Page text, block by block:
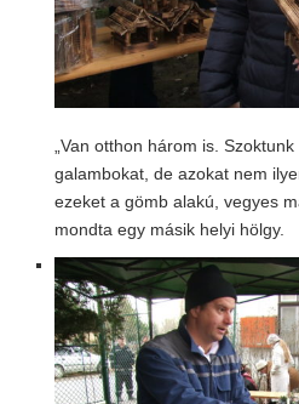
„Van otthon három is.
galambokat, de azokat nem
ezeket a gömb alakú, vegyes
mondta egy másik helyi hölgy.